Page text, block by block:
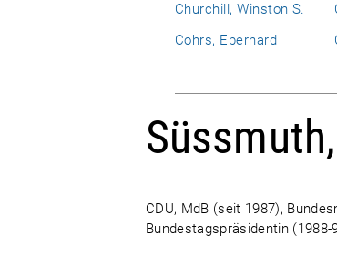
Churchill, Winston S.
Cohrs, Eberhard
CDU, MdB (seit 1987),
Bundestagspräsidentin (1988-